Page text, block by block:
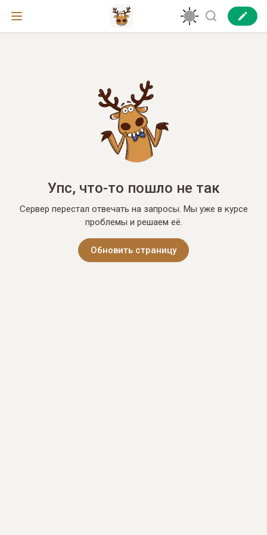
Упс, что-то пошло не так
Сервер перестал отвечать на запросы. Мы уже в курсе
проблемы и решаем её.
Обновить страницу